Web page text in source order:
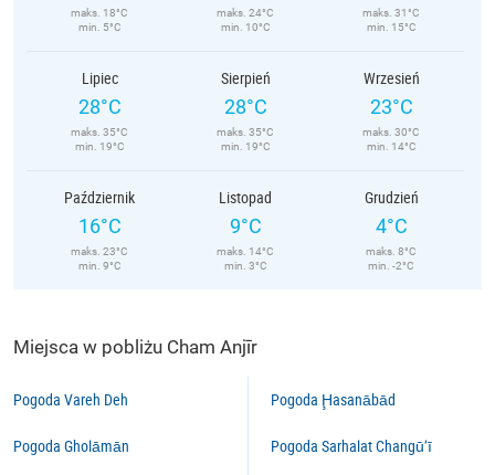
maks. 18°C
min. 5°C
maks. 24°C
min. 10°C
maks. 31°C
min. 15°C
Lipiec
28°C
maks. 35°C
min. 19°C
Sierpień
28°C
maks. 35°C
min. 19°C
Wrzesień
23°C
maks. 30°C
min. 14°C
Październik
16°C
maks. 23°C
min. 9°C
Listopad
9°C
maks. 14°C
min. 3°C
Grudzień
4°C
maks. 8°C
min. -2°C
Miejsca w pobliżu Cham Anjīr
Pogoda Vareh Deh
Pogoda Gholāmān
Pogoda Ḩasanābād
Pogoda Sarhalat Changū’ī